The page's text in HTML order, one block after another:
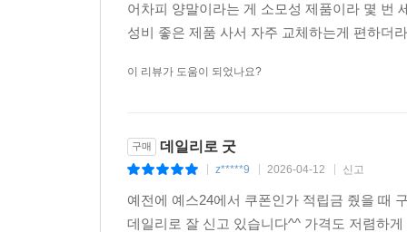
어차피 양말이라는 게 소모성 제품이라 몇 번
성비 좋은 제품 사서 자주 교체하는게 편하더
이 리뷰가 도움이 되었나요?
구매 데일리로 굿
z*****9 2026-04-12 신고
예전에 예스24에서 쿠폰인가 적립금 줬을 때
데일리로 잘 신고 있습니다^^ 가격도 저렴하